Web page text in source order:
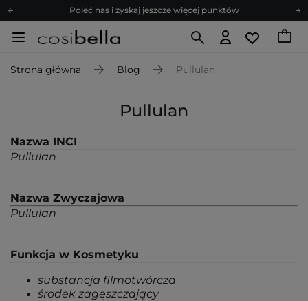
Poleć nas i zyskaj jeszcze więcej punktów
Zapisz się na newsletter pełen porad
Z nami to możliwe! Realizacja zamówienia do 24h.
Zapisz się na newsletter pełen porad
Strona główna Blog Pullulan
Pullulan
Nazwa INCI
Pullulan
Nazwa Zwyczajowa
Pullulan
Funkcja w Kosmetyku
substancja filmotwórcza
środek zagęszczający